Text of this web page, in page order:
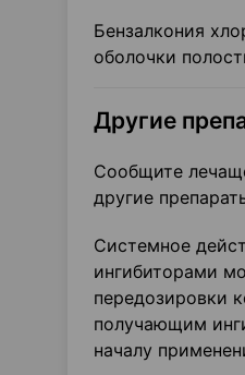
Бензалкония
оболочки
Другие
Сообщите
другие
Системное
ингибиторами
передозировки
получающим
началу